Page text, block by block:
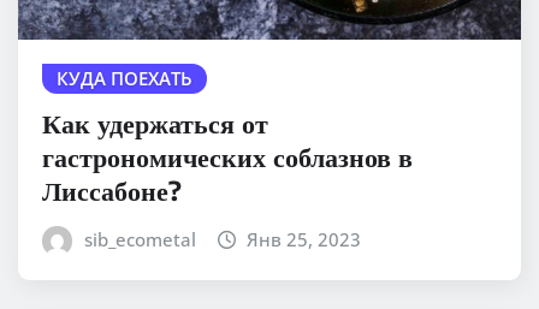
КУДА ПОЕХАТЬ
Как удержаться от
гастрономических соблазнов в
Лиссабоне?
sib_ecometal Янв 25, 2023